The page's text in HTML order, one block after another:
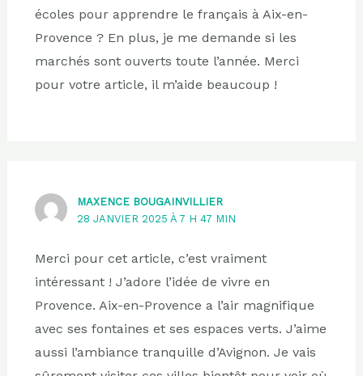
écoles pour apprendre le français à Aix-en-
Provence ? En plus, je me demande si les
marchés sont ouverts toute l’année. Merci
pour votre article, il m’aide beaucoup !
MAXENCE BOUGAINVILLIER
28 JANVIER 2025 À 7 H 47 MIN
Merci pour cet article, c’est vraiment
intéressant ! J’adore l’idée de vivre en
Provence. Aix-en-Provence a l’air magnifique
avec ses fontaines et ses espaces verts. J’aime
aussi l’ambiance tranquille d’Avignon. Je vais